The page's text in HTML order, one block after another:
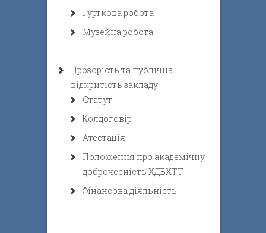
Гурткова робота
Музейна робота
Прозорість та публічна
відкритість закладу
Статут
Колдоговір
Атестація
Положення про академічну
доброчесність ХДБХТТ
Фінансова діяльність